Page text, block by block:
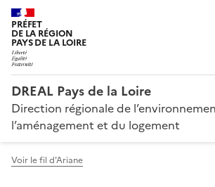
PRÉFET
DE LA RÉGION
PAYS DE LA LOIRE
DREAL Pays de la Loire
Direction régionale de
l’aménagement et du logement
Voir le fil d'Ariane